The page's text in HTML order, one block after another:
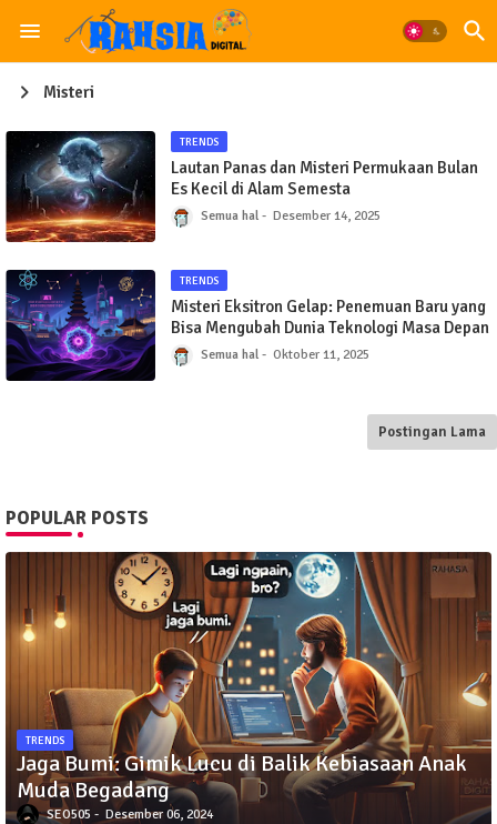
Misteri
TRENDS
Lautan Panas dan Misteri Permukaan Bulan
Es Kecil di Alam Semesta
Semua hal Desember 14, 2025
TRENDS
Misteri Eksitron Gelap: Penemuan Baru yang
Bisa Mengubah Dunia Teknologi Masa Depan
Semua hal Oktober 11, 2025
Postingan Lama
POPULAR POSTS
TRENDS
Jaga Bumi: Gimik Lucu di Balik Kebiasaan Anak
Muda Begadang
SEO505 Desember 06, 2024